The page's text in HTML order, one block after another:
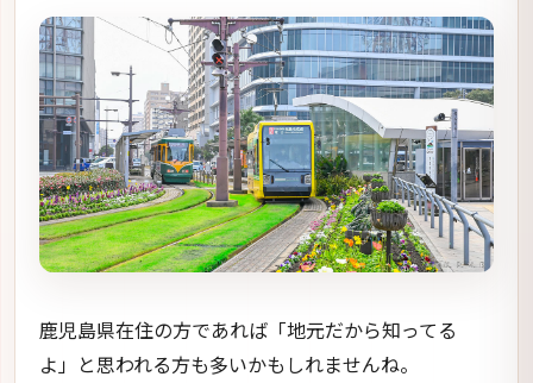
鹿児島県在住の方であれば「地元だから知ってる
よ」と思われる方も多いかもしれませんね。